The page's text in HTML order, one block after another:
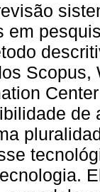
em
de